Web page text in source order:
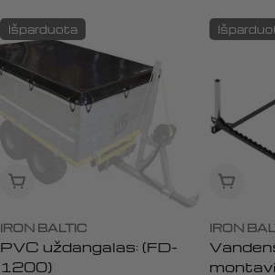
Išparduota
Išparduota
IRON BALTIC
PVC uždangalas: (FD-
1200)
IRON